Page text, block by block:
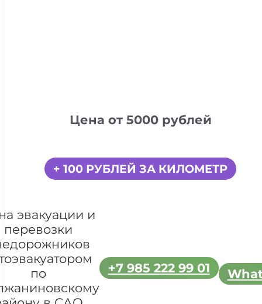
Цена от 5000 рублей
+ 100 РУБЛЕЙ ЗА КИЛОМЕТР
эвакуации и
перевозки
по
+7 985 222 99 01